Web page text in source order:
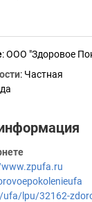
:ООО "Здоровое
: Частная
/ufa/lpu/32162-